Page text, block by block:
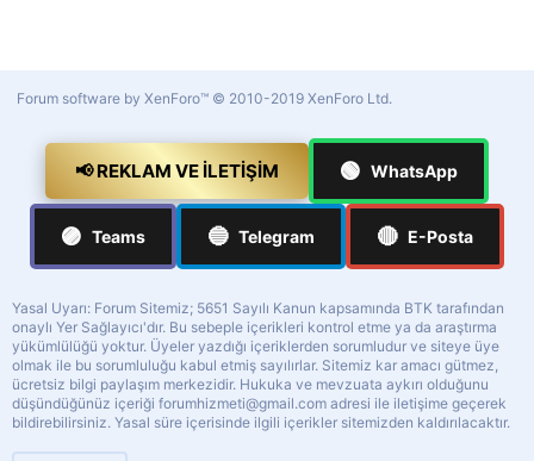
Forum software by XenForo™ © 2010-2019 XenForo Ltd.
📢 REKLAM VE İLETIŞIM 🟢 WhatsApp
🟣 Teams 🔵 Telegram 🔴 E-Posta
Yasal Uyarı: Forum Sitemiz; 5651 Sayılı Kanun kapsamında BTK tarafından
onaylı Yer Sağlayıcı'dır. Bu sebeple içerikleri kontrol etme ya da araştırma
yükümlülüğü yoktur. Üyeler yazdığı içeriklerden sorumludur ve siteye üye
olmak ile bu sorumluluğu kabul etmiş sayılırlar. Sitemiz kar amacı gütmez,
ücretsiz bilgi paylaşım merkezidir. Hukuka ve mevzuata aykırı olduğunu
düşündüğünüz içeriği forumhizmeti@gmail.com adresi ile iletişime geçerek
bildirebilirsiniz. Yasal süre içerisinde ilgili içerikler sitemizden kaldırılacaktır.